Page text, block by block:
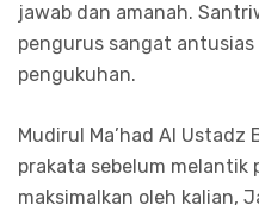
jawab dan amanah.
pengurus sangat
pengukuhan.
Mudirul Ma’had Al Ustadz
prakata sebelum melantik
maksimalkan oleh kalian,